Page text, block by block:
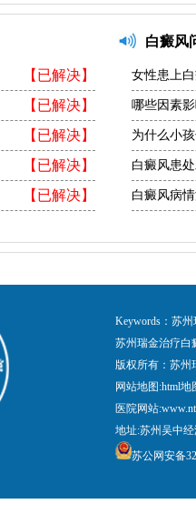
【已解决】
【已解决】
【已解决】
【已解决】
【已解决】
白癜风
女性患上
哪些因素
为什么小
白癜风患
白癜风病
Keywords：苏
苏州瑞金治疗白
版权所有：苏
网站地图:html地
医院网站
地址:苏州吴中
苏公网安备